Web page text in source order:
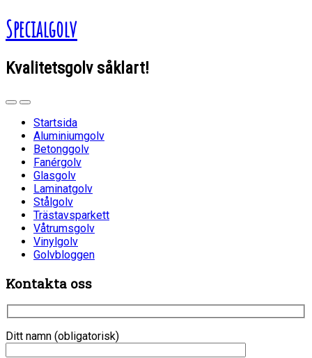
Specialgolv
Kvalitetsgolv såklart!
Startsida
Aluminiumgolv
Betonggolv
Fanérgolv
Glasgolv
Laminatgolv
Stålgolv
Trästavsparkett
Våtrumsgolv
Vinylgolv
Golvbloggen
Kontakta oss
Ditt namn (obligatorisk)